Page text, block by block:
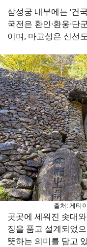
삼성궁 내부에는 ‘건
국전은 환인·환웅·단
이며, 마고성은 신선
출처: 게티
곳곳에 세워진 솟대
징을 품고 설계되었
뜻하는 의미를 담고